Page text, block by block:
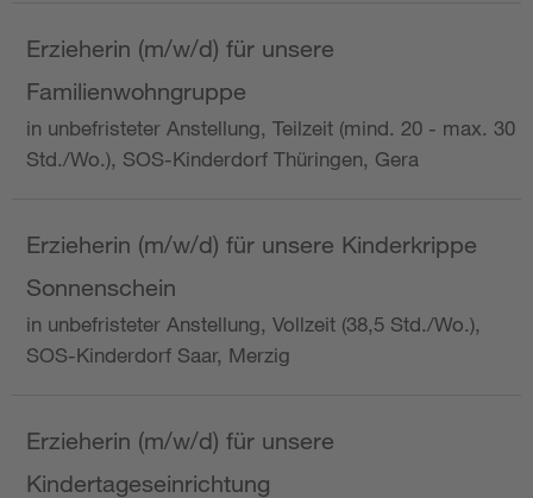
Erzieherin (m/w/d) für unsere
Familienwohngruppe
in unbefristeter Anstellung, Teilzeit (mind. 20 - max. 30
Std./Wo.), SOS-Kinderdorf Thüringen, Gera
Erzieherin (m/w/d) für unsere Kinderkrippe
Sonnenschein
in unbefristeter Anstellung, Vollzeit (38,5 Std./Wo.),
SOS-Kinderdorf Saar, Merzig
Erzieherin (m/w/d) für unsere
Kindertageseinrichtung